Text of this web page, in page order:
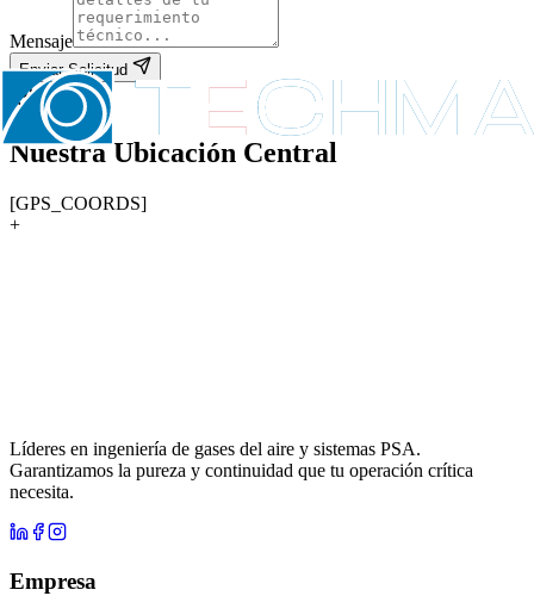
Mensaje
Enviar Solicitud
Nuestra Ubicación Central
[GPS_COORDS]
+
Líderes en ingeniería de gases del aire y sistemas PSA.
Garantizamos la pureza y continuidad que tu operación crítica
necesita.
Empresa